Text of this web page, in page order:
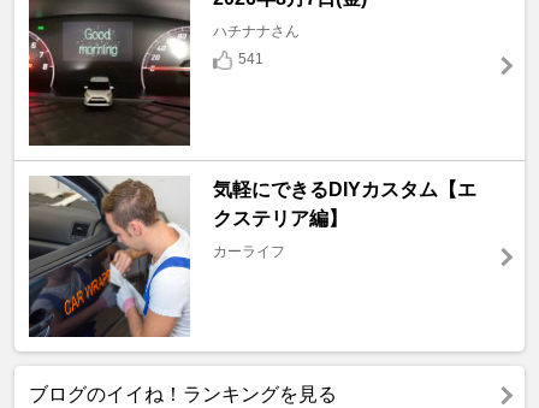
ハチナナさん
541
気軽にできるDIYカスタム【エ
クステリア編】
カーライフ
ブログのイイね！ランキングを見る